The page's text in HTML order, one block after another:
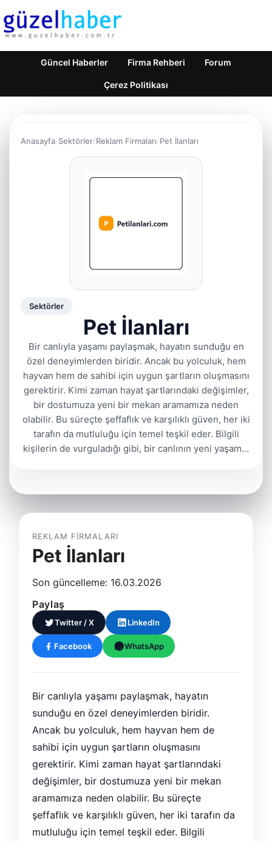
Güncel Haberler Firma Rehberi Forum
Çerez Politikası
Anasayfa Sektörler Reklam Firmaları Pet İlanları
Sektörler
Pet İlanları
Bir canlıyla yaşamı paylaşmak, hayatın sunduğu en
özel deneyimlerden biridir. Ancak bu yolculuk, hem
hayvan hem de sahibi için uygun şartların oluşmasını
gerektirir. Kimi zaman hayat şartlarındaki değişimler,
bir dostumuza yeni bir mekan aramamıza neden
olabilir. Bu süreçte şeffaflık ve karşılıklı güven, her iki
tarafın da mutluluğu için temel teşkil eder. Bilgili
kişilerin de vurguladığı gibi, bir canlının yeni yaşam…
REKLAM FIRMALARI
Pet İlanları
Son güncelleme: 16.03.2026
Paylaş
Twitter / X LinkedIn
Facebook WhatsApp
Bir canlıyla yaşamı paylaşmak, hayatın
sunduğu en özel deneyimlerden biridir.
Ancak bu yolculuk, hem hayvan hem de
sahibi için uygun şartların oluşmasını
gerektirir. Kimi zaman hayat şartlarındaki
değişimler, bir dostumuza yeni bir mekan
aramamıza neden olabilir. Bu süreçte
şeffaflık ve karşılıklı güven, her iki tarafın da
mutluluğu için temel teşkil eder. Bilgili